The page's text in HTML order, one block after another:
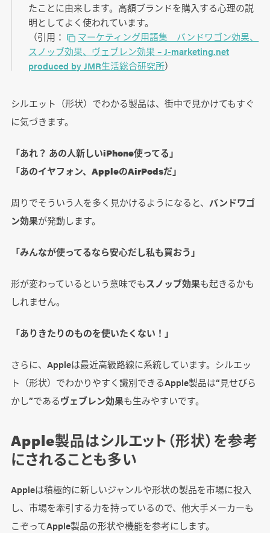
たことに由来します。高額ブランドを購入する心理の説
明としてよく使われています。
（引用：
マーケティング用語集 バンドワゴン効果、
スノッブ効果、ヴェブレン効果 – J-marketing.net
produced by JMR生活総合研究所）
シルエット（形状）でわかる製品は、街中で見かけてもすぐ
に気づきます。
「あれ？ あの人新しいiPhone使ってる」
「あのイヤフォン、AppleのAirPodsだ」
周りでそういう人を多く見かけるようになると、 バンドワゴ
ン効果が発動します。
「みんなが使ってるなら安心だし私も買おう」
形が変わっているという意味でもスノッブ効果も起きるかも
しれません。
「ありきたりのものを使いたくない！」
さらに、Appleは最近高級路線に系統しています。シルエッ
ト（形状）でわかりやすく識別できるApple製品は“見せびら
かし”であるヴェブレン効果も生みやすいです。
Apple製品はシルエット（形状）を参考
にされることも多い
Appleは積極的に新しいジャンルや形状の製品を市場に投入
し、市場を牽引する力を持っているので、他大手メーカーも
こぞってApple製品の形状や機能を参考にします。